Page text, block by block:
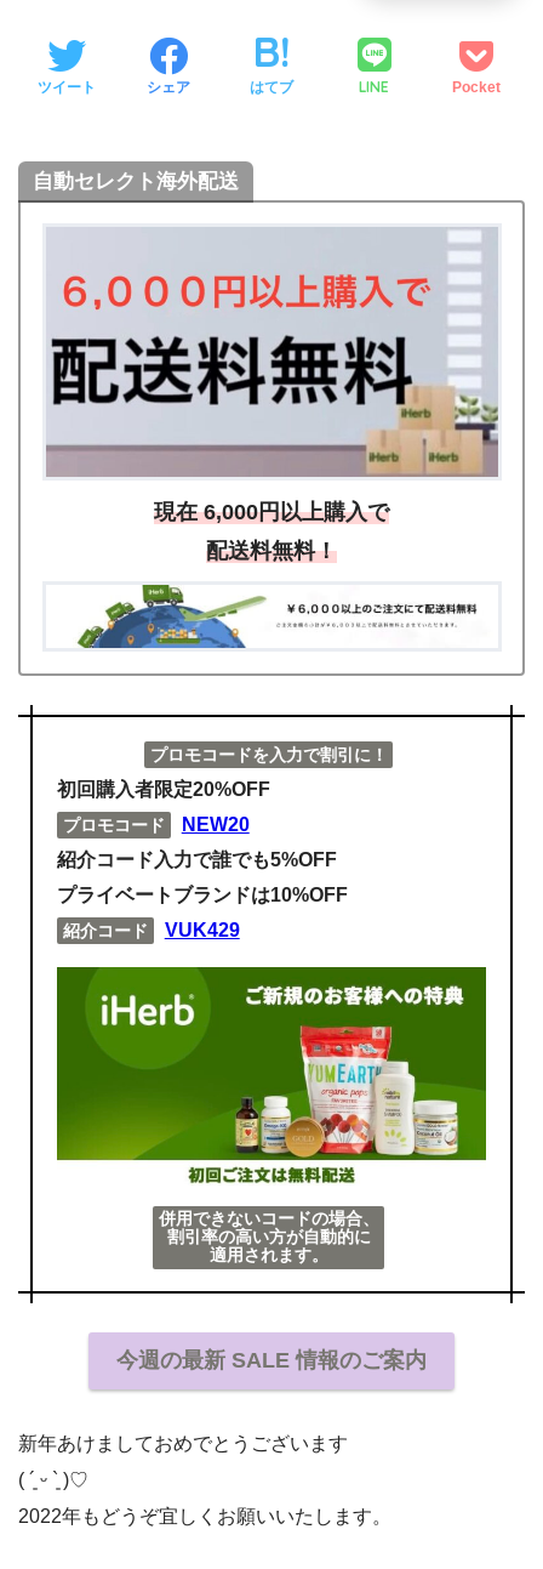
ツイート シェア はてブ LINE Pocket
自動セレクト海外配送
現在 6,000円以上購入で
配送料無料！
プロモコードを入力で割引に！
初回購入者限定20%OFF
プロモコード
NEW20
紹介コード入力で誰でも5%OFF
プライベートブランドは10%OFF
紹介コード VUK429
併用できないコードの場合、
割引率の高い方が自動的に
適用されます。
今週の最新 SALE 情報のご案内
新年あけましておめでとうございます
( ´͈ ᵕ `͈ )♡
2022年もどうぞ宜しくお願いいたします。